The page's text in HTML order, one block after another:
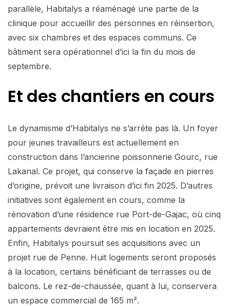
parallèle, Habitalys a réaménagé une partie de la
clinique pour accueillir des personnes en réinsertion,
avec six chambres et des espaces communs. Ce
bâtiment sera opérationnel d’ici la fin du mois de
septembre.
Et des chantiers en cours
Le dynamisme d’Habitalys ne s’arrête pas là. Un foyer
pour jeunes travailleurs est actuellement en
construction dans l’ancienne poissonnerie Gourc, rue
Lakanal. Ce projet, qui conserve la façade en pierres
d’origine, prévoit une livraison d’ici fin 2025. D’autres
initiatives sont également en cours, comme la
rénovation d’une résidence rue Port-de-Gajac, où cinq
appartements devraient être mis en location en 2025.
Enfin, Habitalys poursuit ses acquisitions avec un
projet rue de Penne. Huit logements seront proposés
à la location, certains bénéficiant de terrasses ou de
balcons. Le rez-de-chaussée, quant à lui, conservera
un espace commercial de 165 m².